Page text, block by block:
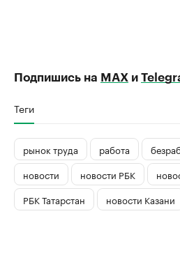
Подпишись на MAX и
Теги
рынок труда работа
новости
новости РБК
РБК Татарстан
новости Казани